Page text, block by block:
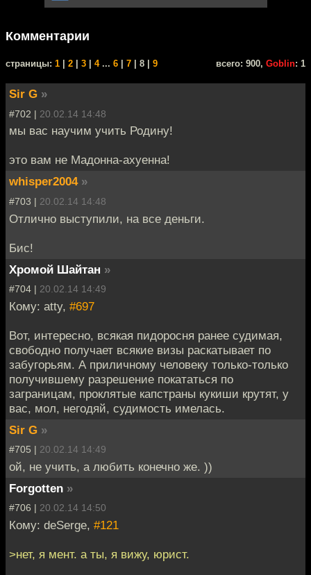
Комментарии
cтраницы: 1 2 3 4... 6 7 | 8 | 9 всего: 900, Goblin: 1
Sir G »
#702 | 20.02.14 14:48
мы вас научим учить Родину!
это вам не Мадонна-ахуенна!
whisper2004 »
#703 | 20.02.14 14:48
Отлично выступили, на все деньги.
Бис!
Хромой Шайтан »
#704 | 20.02.14 14:49
Кому: atty, #697
Вот, интересно, всякая пидоросня ранее судимая,
свободно получает всякие визы раскатывает по
забугорьям. А приличному человеку только-только
получившему разрешение покататься по
заграницам, проклятые капстраны кукиши крутят, у
вас, мол, негодяй, судимость имелась.
Sir G »
#705 | 20.02.14 14:49
ой, не учить, а любить конечно же. ))
Forgotten »
#706 | 20.02.14 14:50
Кому: deSerge, #121
>нет, я мент. а ты, я вижу, юрист.